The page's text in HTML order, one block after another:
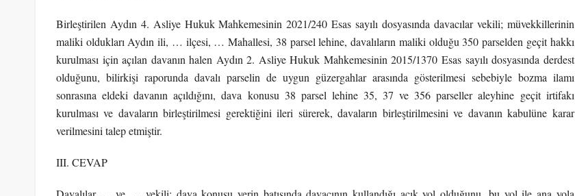
Birleştirilen Aydın 4. Asliye Hukuk Mahkemesinin 2021/240 Esas sayılı dosyasında davacılar vekili; müvekkillerinin
maliki oldukları Aydın ili, … ilçesi, … Mahallesi, 38 parsel lehine, davalıların maliki olduğu 350 parselden geçit hakkı
kurulması için açılan davanın halen Aydın 2. Asliye Hukuk Mahkemesinin 2015/1370 Esas sayılı dosyasında derdest
olduğunu, bilirkişi raporunda davalı parselin de uygun güzergahlar arasında gösterilmesi sebebiyle bozma ilamı
sonrasına eldeki davanın açıldığını, dava konusu 38 parsel lehine 35, 37 ve 356 parseller aleyhine geçit irtifakı
kurulması ve davaların birleştirilmesi gerektiğini ileri sürerek, davaların birleştirilmesini ve davanın kabulüne karar
verilmesini talep etmiştir.
III. CEVAP